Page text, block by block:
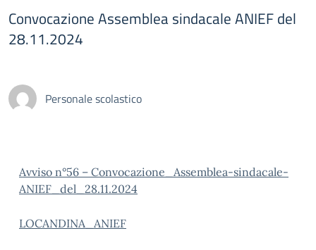
Convocazione Assemblea sindacale ANIEF del
28.11.2024
Personale scolastico
Avviso n°56 – Convocazione_Assemblea-sindacale-
ANIEF_del_28.11.2024
LOCANDINA_ANIEF